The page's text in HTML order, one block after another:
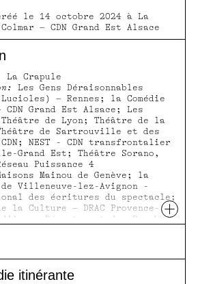
le 14 octobre 2024 à La
– CDN Grand Est Alsace
La Crapule
Les Gens Déraisonnables
– Rennes; la Comédie
CDN Grand Est Alsace; Les
de Lyon; Théâtre de la
de Sartrouville et des
NEST - CDN transfrontalier
Grand Est; Théâtre Sorano,
Puissance 4
Mainou de Genève; la
de Villeneuve-lez-Avignon -
des écritures du spectacle;
la Culture – DRAC Provence-
Département des Bouches-
Ville de Marseille
Marin
+
itinérante